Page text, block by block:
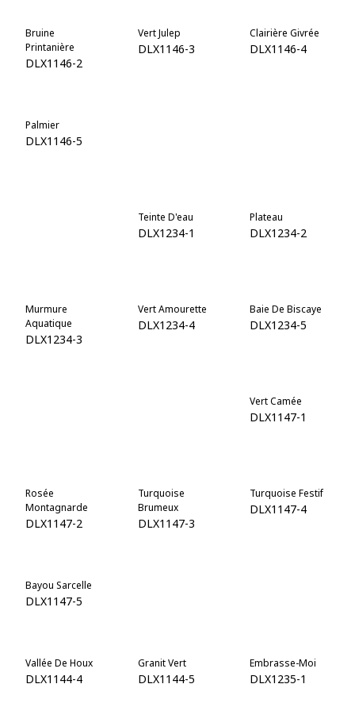
Bruine
Printanière
DLX1146-2
Vert Julep
DLX1146-3
Clairière Givrée
DLX1146-4
Palmier
DLX1146-5
Teinte D'eau
DLX1234-1
Plateau
DLX1234-2
Murmure
Aquatique
DLX1234-3
Vert Amourette
DLX1234-4
Baie De Biscaye
DLX1234-5
Vert Camée
DLX1147-1
Rosée
Montagnarde
DLX1147-2
Turquoise
Brumeux
DLX1147-3
Turquoise Festif
DLX1147-4
Bayou Sarcelle
DLX1147-5
Vallée De Houx
DLX1144-4
Granit Vert
DLX1144-5
Embrasse-Moi
DLX1235-1